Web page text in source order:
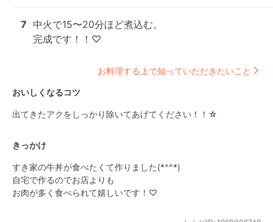
7 中火で15〜20分ほど煮込む。
完成です！！♡
お料理する上で知っていただきたいこと
おいしくなるコツ
出てきたアクをしっかり除いてあげてください！！☆
きっかけ
すき家の牛丼が食べたくて作りました(*^^*)
自宅で作るのでお店よりも
お肉が多く食べられて嬉しいです！♡